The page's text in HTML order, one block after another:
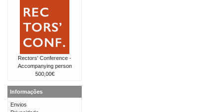
Rectors' Conference -
Accompanying person
500,00€
Informações
Envios